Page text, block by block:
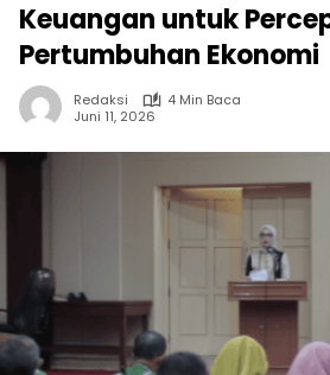
Keuangan untuk
Pertumbuhan Ekonomi
Redaksi
4 Min Baca
Juni 11, 2026